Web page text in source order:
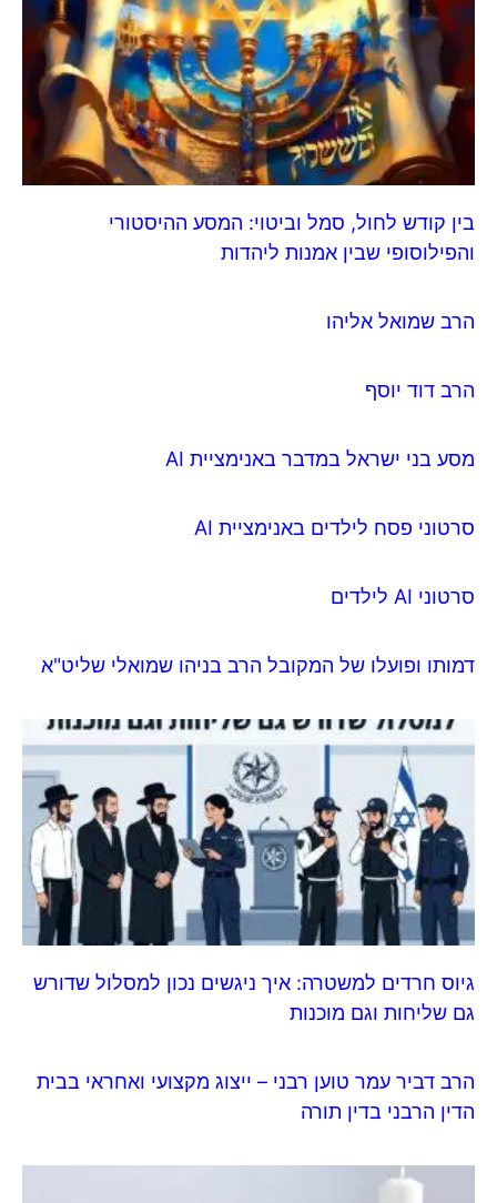
בין קודש לחול, סמל וביטוי: המסע ההיסטורי
והפילוסופי שבין אמנות ליהדות
הרב שמואל אליהו
הרב דוד יוסף
מסע בני ישראל במדבר באנימציית AI
סרטוני פסח לילדים באנימציית AI
סרטוני AI לילדים
דמותו ופועלו של המקובל הרב בניהו שמואלי שליט"א
גיוס חרדים למשטרה: איך ניגשים נכון למסלול שדורש
גם שליחות וגם מוכנות
הרב דביר עמר טוען רבני – ייצוג מקצועי ואחראי בבית
הדין הרבני בדין תורה